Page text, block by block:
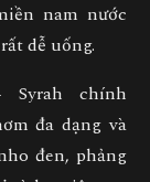
nam nước
dễ uống.
chính
đa dạng và
đen, phảng